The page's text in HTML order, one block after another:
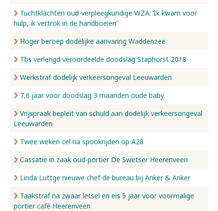
Tuchtklachten oud-verpleegkundige WZA: ‘Ik kwam voor
hulp, ik vertrok in de handboeien’
Hoger beroep dodelijke aanvaring Waddenzee
Tbs verlengd veroordeelde doodslag Staphorst 2018
Werkstraf dodelijk verkeersongeval Leeuwarden
7,6 jaar voor doodslag 3 maanden oude baby
Vrijspraak bepleit van schuld aan dodelijk verkeersongeval
Leeuwarden
Twee weken cel na spookrijden op A28
Cassatie in zaak oud-portier De Swetser Heerenveen
Linda Luttge nieuwe chef de bureau bij Anker & Anker
Taakstraf na zwaar letsel en eis 5 jaar voor voormalige
portier café Heerenveen